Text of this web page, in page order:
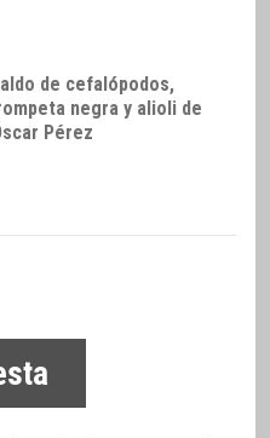
de cefalópodos,
negra y alioli de
Pérez